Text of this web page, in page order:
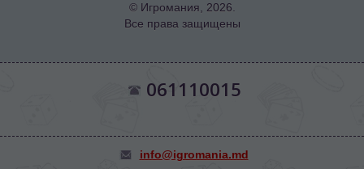
© Игромания, 2026.
Все права защищены
061110015
info@igromania.md